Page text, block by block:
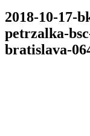
2018-10-17-
petrzalka-
bratislava-